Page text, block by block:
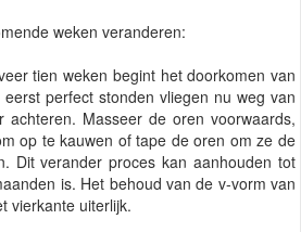
weken veranderen:
tien weken begint het doorkomen van
perfect stonden vliegen nu weg van
achteren. Masseer de oren voorwaards,
op te kauwen of tape de oren om ze de
Dit verander proces kan aanhouden tot
is. Het behoud van de v-vorm van
vierkante uiterlijk.